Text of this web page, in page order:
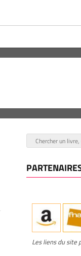
Les liens du site